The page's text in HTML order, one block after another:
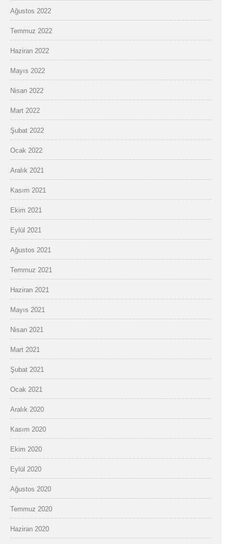
Ağustos 2022
Temmuz 2022
Haziran 2022
Mayıs 2022
Nisan 2022
Mart 2022
Şubat 2022
Ocak 2022
Aralık 2021
Kasım 2021
Ekim 2021
Eylül 2021
Ağustos 2021
Temmuz 2021
Haziran 2021
Mayıs 2021
Nisan 2021
Mart 2021
Şubat 2021
Ocak 2021
Aralık 2020
Kasım 2020
Ekim 2020
Eylül 2020
Ağustos 2020
Temmuz 2020
Haziran 2020